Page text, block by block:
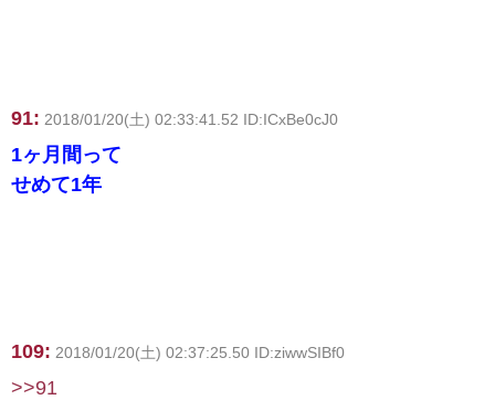
91: 2018/01/20(土) 02:33:41.52 ID:ICxBe0cJ0
1ヶ月間って
せめて1年
109: 2018/01/20(土) 02:37:25.50 ID:ziwwSIBf0
>>91